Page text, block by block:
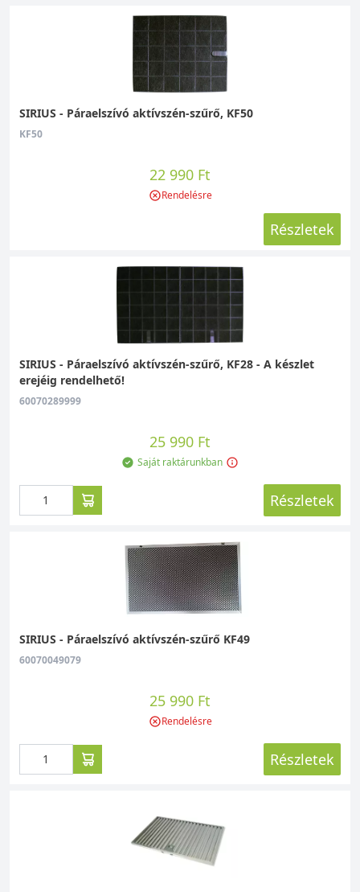
SIRIUS - Páraelszívó aktívszén-szűrő, KF50
KF50
22 990 Ft
Rendelésre
Részletek
SIRIUS - Páraelszívó aktívszén-szűrő, KF28 - A készlet
erejéig rendelhető!
60070289999
25 990 Ft
Saját raktárunkban
Részletek
SIRIUS - Páraelszívó aktívszén-szűrő KF49
60070049079
25 990 Ft
Rendelésre
Részletek